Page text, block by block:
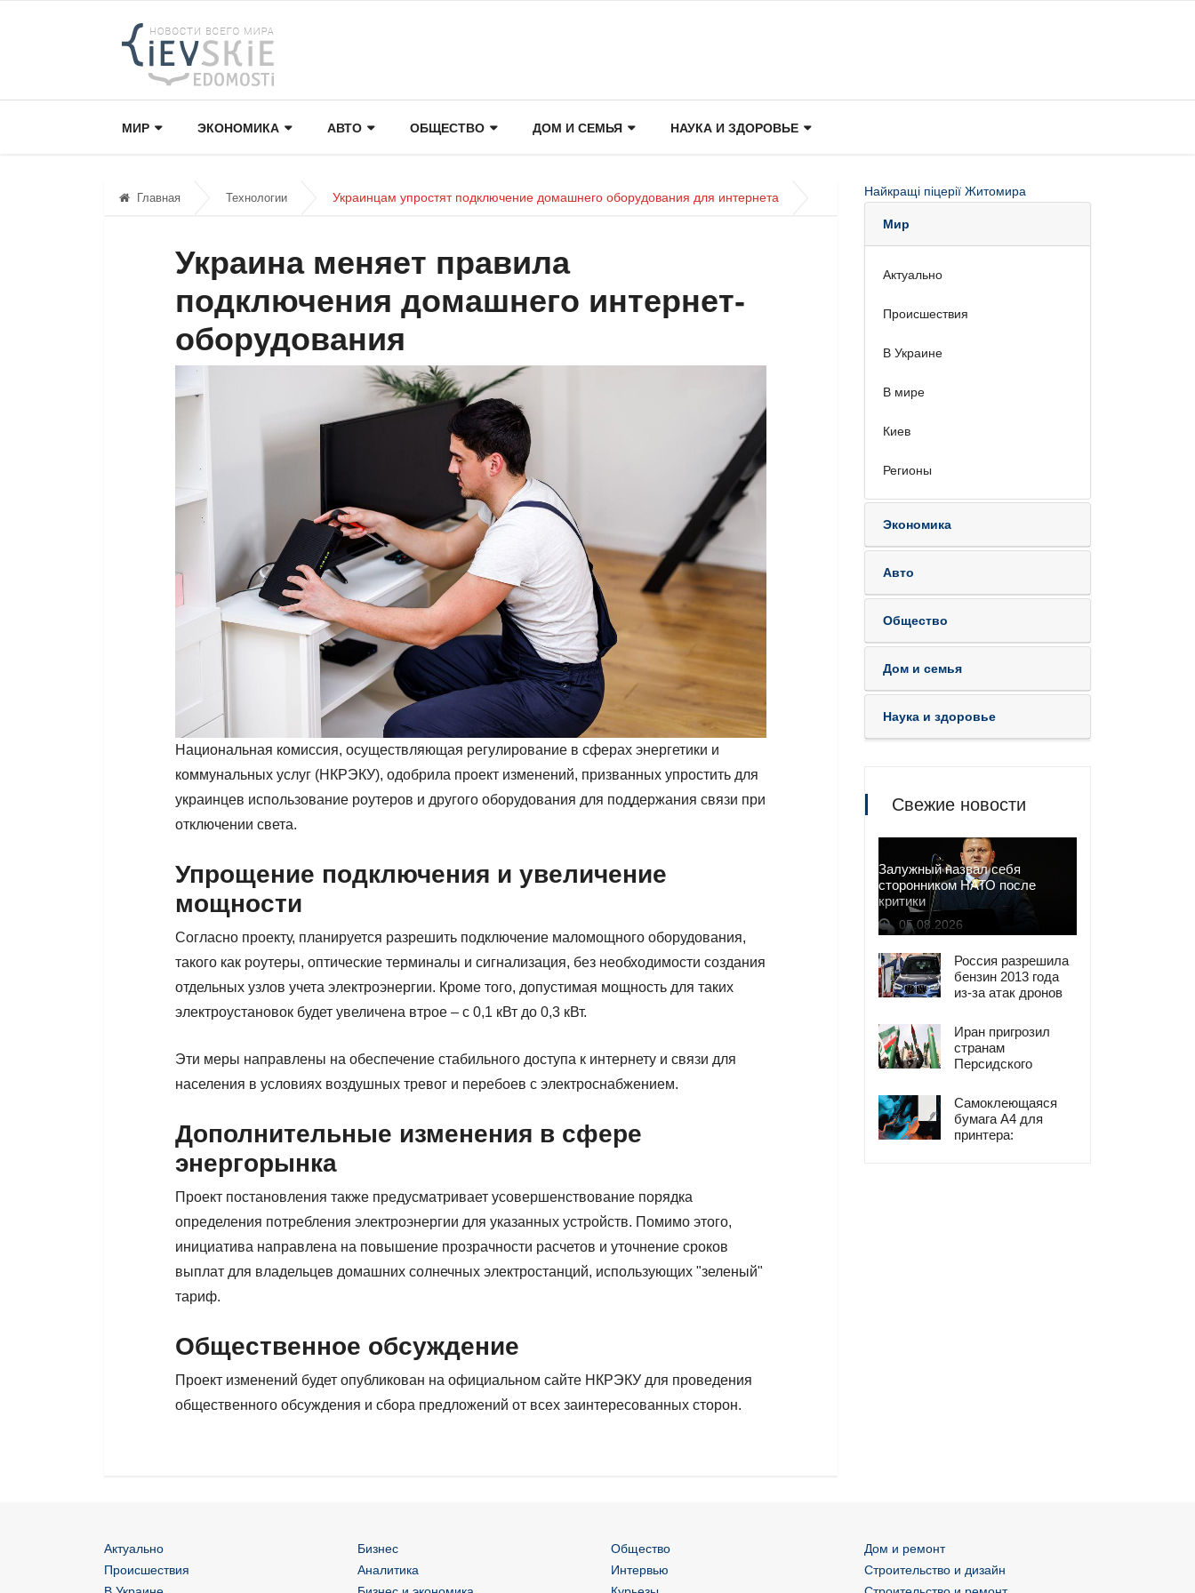
МИР ЭКОНОМИКА АВТО ОБЩЕСТВО ДОМ И СЕМЬЯ НАУКА И ЗДОРОВЬЕ
Главная Технологии Украинцам упростят подключение домашнего оборудования для интернета
Украина меняет правила
подключения домашнего интернет-
оборудования
Национальная комиссия, осуществляющая регулирование в сферах энергетики и
коммунальных услуг (НКРЭКУ), одобрила проект изменений, призванных упростить для
украинцев использование роутеров и другого оборудования для поддержания связи при
отключении света.
Упрощение подключения и увеличение
мощности
Согласно проекту, планируется разрешить подключение маломощного оборудования,
такого как роутеры, оптические терминалы и сигнализация, без необходимости создания
отдельных узлов учета электроэнергии. Кроме того, допустимая мощность для таких
электроустановок будет увеличена втрое – с 0,1 кВт до 0,3 кВт.
Эти меры направлены на обеспечение стабильного доступа к интернету и связи для
населения в условиях воздушных тревог и перебоев с электроснабжением.
Дополнительные изменения в сфере
энергорынка
Проект постановления также предусматривает усовершенствование порядка
определения потребления электроэнергии для указанных устройств. Помимо этого,
инициатива направлена на повышение прозрачности расчетов и уточнение сроков
выплат для владельцев домашних солнечных электростанций, использующих "зеленый"
тариф.
Общественное обсуждение
Проект изменений будет опубликован на официальном сайте НКРЭКУ для проведения
общественного обсуждения и сбора предложений от всех заинтересованных сторон.
Найкращі піцерії Житомира
Мир
Актуально
Происшествия
В Украине
В мире
Киев
Регионы
Экономика
Авто
Общество
Дом и семья
Наука и здоровье
Свежие новости
Залужный назвал себя
сторонником НАТО после
критики
05.08.2026
Россия разрешила
бензин 2013 года
из-за атак дронов
Иран пригрозил
странам
Персидского
ответ на атаки
США
Самоклеющаяся
бумага А4 для
принтера:
Актуально
Происшествия
Бизнес
Аналитика
Общество
Интервью
Дом и ремонт
Строительство и дизайн